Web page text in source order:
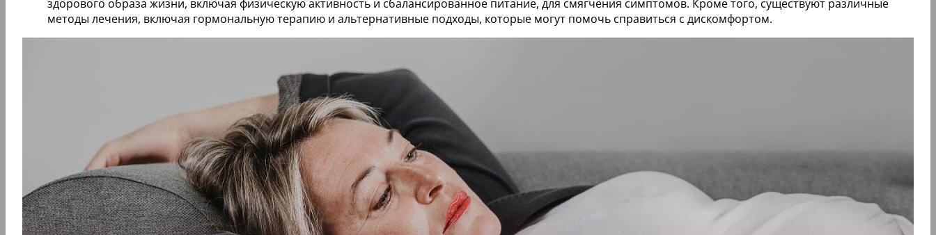
здорового образа жизни, включая физическую активность и сбалансированное питание, для смягчения симптомов. Кроме того, существуют различные
методы лечения, включая гормональную терапию и альтернативные подходы, которые могут помочь справиться с дискомфортом.